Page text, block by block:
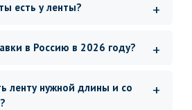
есть у ленты?
в Россию в 2026 году?
ленту нужной длины и со